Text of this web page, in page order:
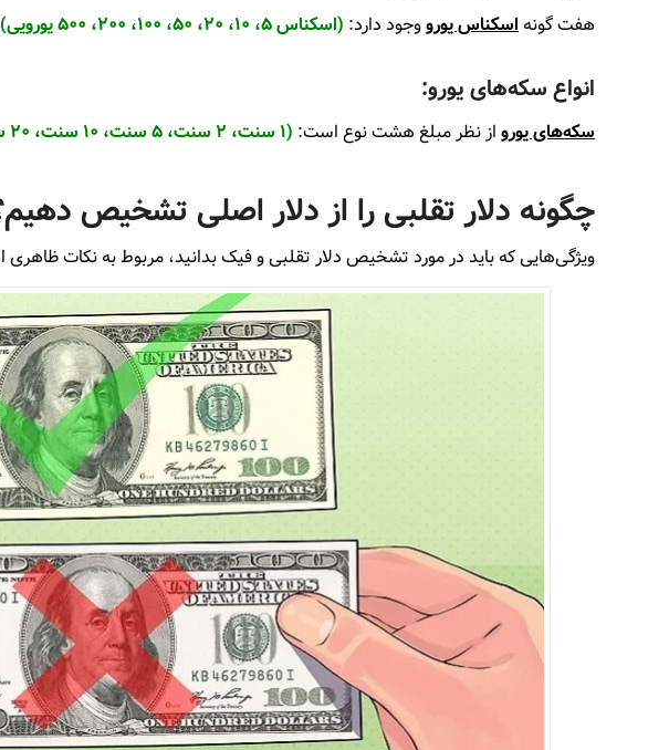
هفت گونه اسکناس یورووجود دارد: (اسکناس ۵، ۱۰، ۲۰، ۵۰، ۱۰۰، ۲۰۰، ۵۰۰ یورویی)
انواع سکه‌های یورو:
سکه‌های یورو از نظر مبلغ هشت نوع است: (۱ سنت، ۲ سنت، ۵ سنت، ۱۰ سنت، ۲۰ سنت، ۵۰ سنت، ۱ یورو، ۲ یورو)
چگونه دلار تقلبی را از دلار اصلی تشخیص
ویژگی‌هایی که باید در مورد تشخیص دلار تقلبی و فیک بدانید، مربوط به نکات